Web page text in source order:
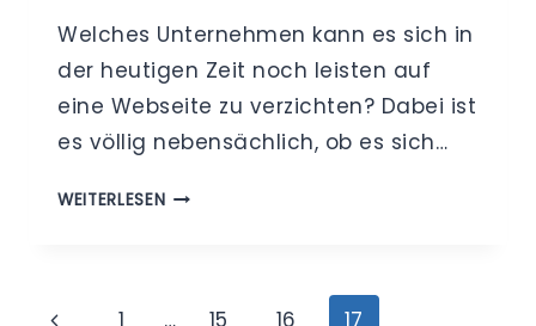
Welches Unternehmen kann es sich in
der heutigen Zeit noch leisten auf
eine Webseite zu verzichten? Dabei ist
es völlig nebensächlich, ob es sich…
WEITERLESENDIE
Vorherige